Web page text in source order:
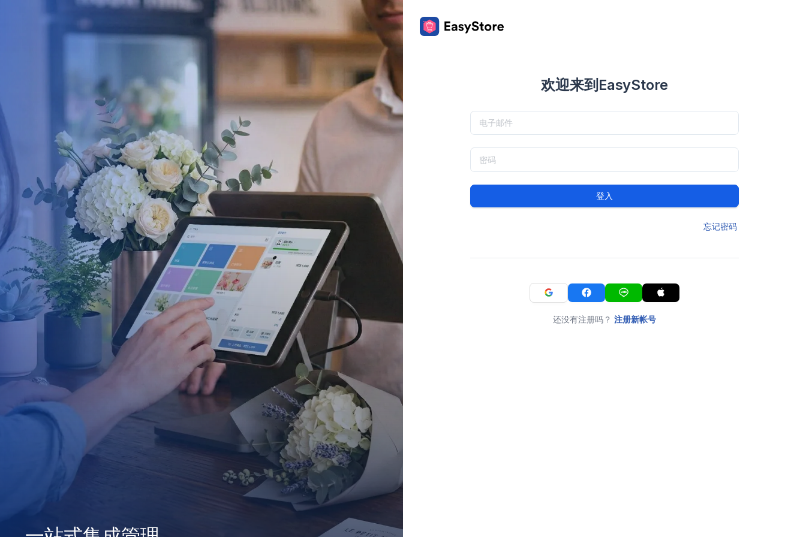
欢迎来到EasyStore
登入
忘记密码
还没有注册吗？ 注册新帐号